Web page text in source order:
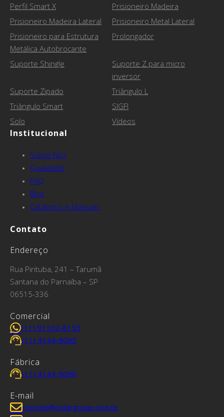
Perfil Smart X
Prisioneiro Madeira
Prisioneiro Madeira Lateral
Prisioneiro Metal Lateral
Prisioneiro para Estrutura
Metálica Autobrocante
Prolongador
Suporte Shingle
Suporte Z para micro
inversor
Suporte Zipado
Triângulo L
Triângulo Smart
SIGFI
Solo
Vídeos
Institucional
Sobre Nós
Qualidade
FAQ
Blog
Catálogos e Manuais
Contato
Endereço
Rua Pirituba, 241 – Tarumã
Santana do Parnaíba – SP
06515-336
Comercial
(11) 91102-8155
(11) 4144-9090
Fábrica
(11) 4144-9090
E-mail
contato@solargroup.com.br